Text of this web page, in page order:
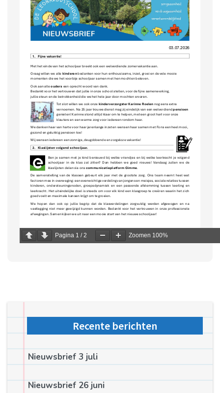
Pagina 1 /2 Zoomen 100%
Recente berichten
Nieuwsbrief 3 juli
Nieuwsbrief 26 juni